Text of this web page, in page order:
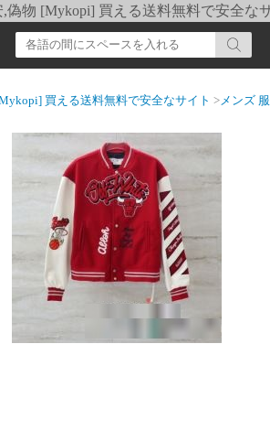
偽物 [Mykopi] 買える送料無料で安全な
買える送料無料で安全なサイト >メンズ 服